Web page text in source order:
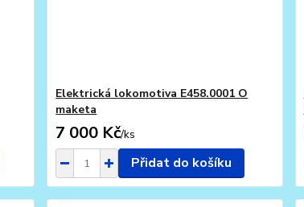
Elektrická lokomotiva E458.0001 O
maketa
7 000 Kč/ks
Přidat do košíku